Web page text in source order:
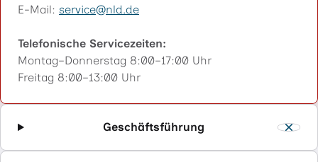
E-Mail: service
nld
&
.de
Telefonische Servicezeiten:
Montag–Donnerstag 8:00–17:00 Uhr
Freitag 8:00–13:00 Uhr
Geschäftsführung